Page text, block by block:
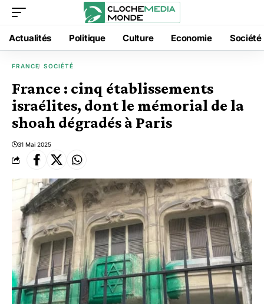
Actualités Politique Culture Economie Société
FRANCE SOCIÉTÉ
France : cinq établissements
israélites, dont le mémorial de la
shoah dégradés à Paris
31 Mai 2025